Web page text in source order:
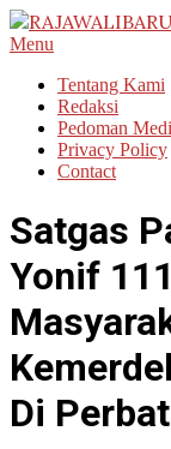
Skip
to
Primary
Menu
Menu
Tentang Kami
Redaksi
Pedoman
Privacy Policy
Contact
Satgas
Yonif
Di